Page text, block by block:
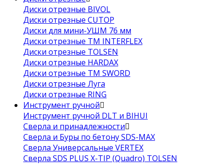
Диски отрезные BIVOL
Диски отрезные CUTOP
Диски для мини-УШМ 76 мм
Диски отрезные ТМ INTERFLEX
Диски отрезные TOLSEN
Диски отрезные HARDAX
Диски отрезные ТМ SWORD
Диски отрезные Луга
Диски отрезные RING
Инструмент ручной
Инструмент ручной DLT и BIHUI
Сверла и принадлежности
Сверла и Буры по бетону SDS-MAX
Сверла Универсальные VERTEX
Сверла SDS PLUS X-TIP (Quadro) TOLSEN